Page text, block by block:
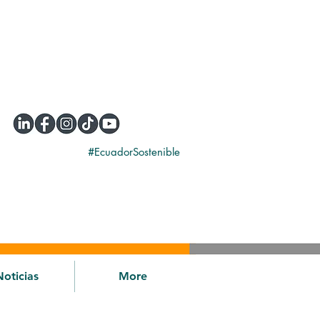
#EcuadorSostenible
More